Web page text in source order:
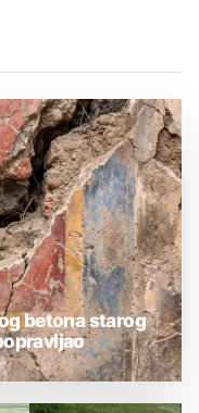
betona starog